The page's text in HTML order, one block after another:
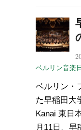
ベルリン音楽
ベルリン・
た早稲田
Kanai 東日
月11日、早